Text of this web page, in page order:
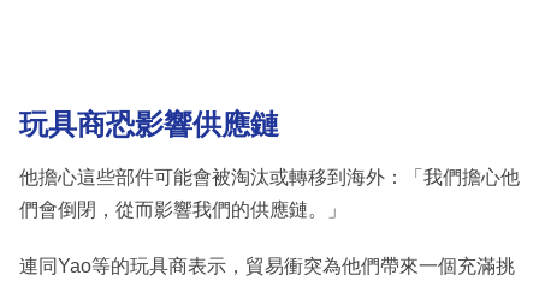
玩具商恐影響供應鏈
他擔心這些部件可能會被淘汰或轉移到海外：「我們擔心他
們會倒閉，從而影響我們的供應鏈。」
連同Yao等的玩具商表示，貿易衝突為他們帶來一個充滿挑